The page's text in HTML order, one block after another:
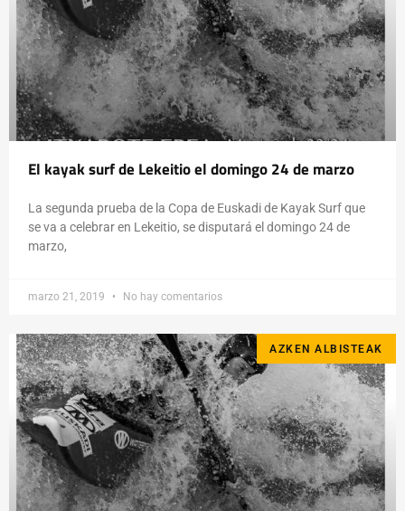
El kayak surf de Lekeitio el domingo 24 de marzo
La segunda prueba de la Copa de Euskadi de Kayak Surf que
se va a celebrar en Lekeitio, se disputará el domingo 24 de
marzo,
marzo 21, 2019 No hay comentarios
AZKEN ALBISTEAK